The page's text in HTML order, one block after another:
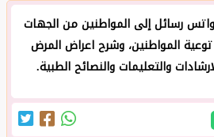
رسائل إلى المواطنين من الجهات
المواطنين، وشرح اعراض المرض
والتعليمات والنصائح الطبية.